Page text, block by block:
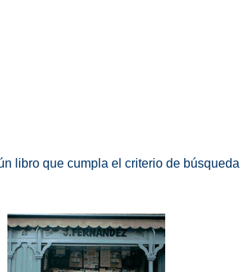
libro que cumpla el criterio de búsqueda